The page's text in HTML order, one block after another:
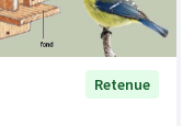
Retenue